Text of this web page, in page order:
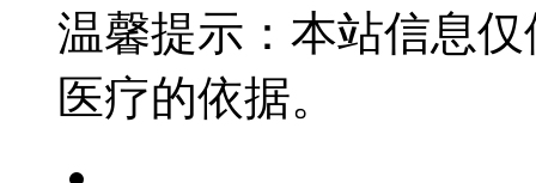
温馨提示：本站信息
医疗的依据。